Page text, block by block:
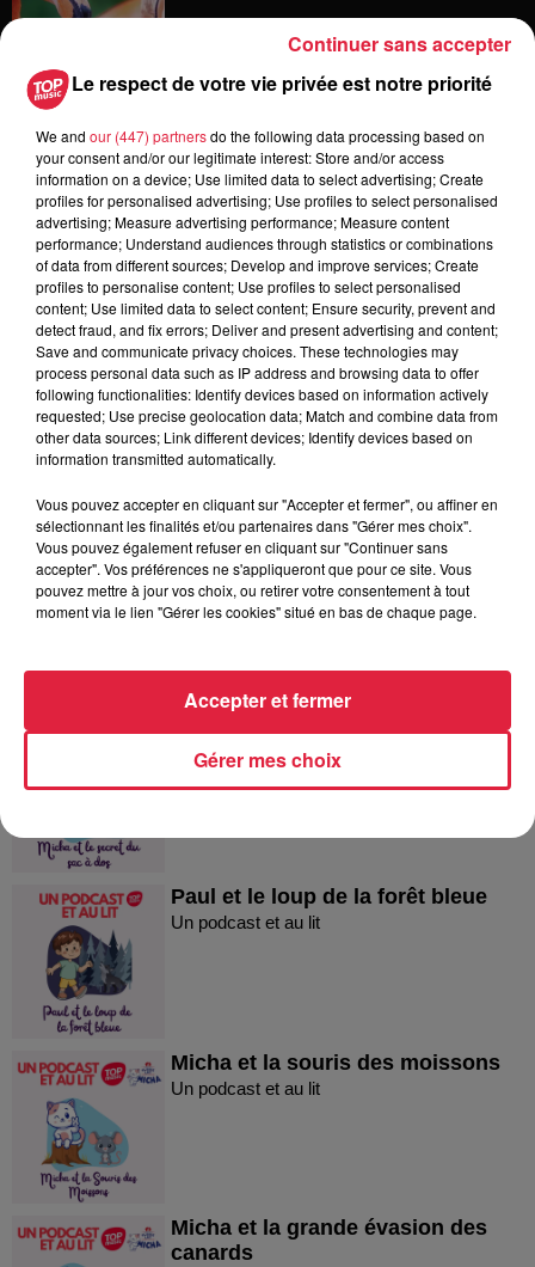
6 août 2026
pape à Metz en septembre
5 août 2026
Europa-Park : des précisons sur
l’après Euro-Mir
Dans la même série
Micha et le concours de dessin
Micha et le concours de dessin
Micha et le secret du sac à dos !
Micha et le secret du sac à dos !
Paul et le loup de la forêt bleue
Un podcast et au lit
Micha et la souris des moissons
Un podcast et au lit
Micha et la grande évasion des
canards
Le respect de votre vie privée est notre priorité
We and our (447) partnersdo the following data processing based on
your consent and/or our legitimate interest: Store and/or access
information on a device; Use limited data to select advertising; Create
profiles for personalised advertising; Use profiles to select personalised
advertising; Measure advertising performance; Measure content
performance; Understand audiences through statistics or combinations
of data from different sources; Develop and improve services; Create
profiles to personalise content; Use profiles to select personalised
content; Use limited data to select content; Ensure security, prevent and
detect fraud, and fix errors; Deliver and present advertising and content;
Save and communicate privacy choices. These technologies may
process personal data such as IP address and browsing data to offer
following functionalities: Identify devices based on information actively
requested; Use precise geolocation data; Match and combine data from
other data sources; Link different devices; Identify devices based on
information transmitted automatically.
Vous pouvez accepter en cliquant sur "Accepter et fermer", ou affiner en
sélectionnant les finalités et/ou partenaires dans "Gérer mes choix".
Vous pouvez également refuser en cliquant sur "Continuer sans
accepter". Vos préférences ne s'appliqueront que pour ce site. Vous
pouvez mettre à jour vos choix, ou retirer votre consentement à tout
moment via le lien "Gérer les cookies" situé en bas de chaque page.
Gérer mes choix
Accepter et fermer
Continuer sans accepter